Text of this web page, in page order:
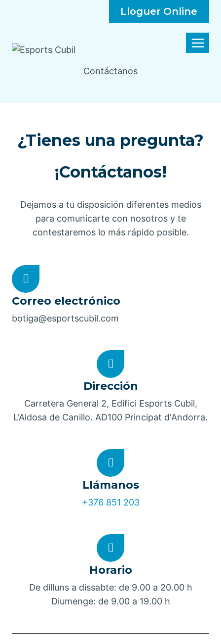
Lloguer Online
Contáctanos
¿Tienes una pregunta?
¡Contáctanos!
Dejamos a tu disposición diferentes medios
para comunicarte con nosotros y te
contestaremos lo más rápido posible.
Correo electrónico
botiga@esportscubil.com
Dirección
Carretera General 2, Edifici Esports Cubil,
L'Aldosa de Canillo. AD100 Principat d'Andorra.
Llámanos
+376 851 203
Horario
De dilluns a dissabte: de 9.00 a 20.00 h
Diumenge: de 9.00 a 19.00 h